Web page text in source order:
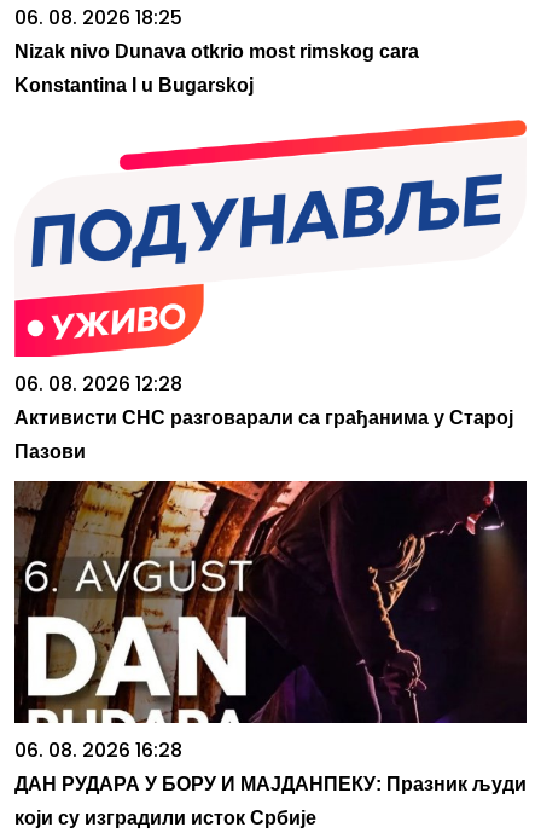
06. 08. 2026 18:25
Nizak nivo Dunava otkrio most rimskog cara
Konstantina I u Bugarskoj
06. 08. 2026 12:28
Активисти СНС разговарали са грађанима у Старој
Пазови
06. 08. 2026 16:28
ДАН РУДАРА У БОРУ И МАЈДАНПЕКУ: Празник људи
који су изградили исток Србије